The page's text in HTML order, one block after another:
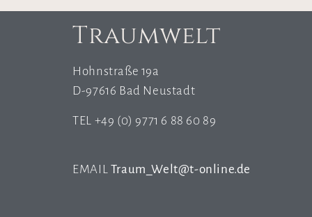
Traumwelt
Hohnstraße 19a
D-97616 Bad Neustadt
TEL +49 (0) 9771 6 88 60 89
EMAIL Traum_Welt@t-online.de